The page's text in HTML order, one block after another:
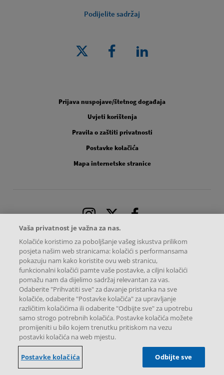
Podijelite sadržaj
Prijava nuspojave/štetnog događaja
Uvjeti korištenja
Pravila o zaštiti privatnosti
Postavke kolačića
Mapa internetske stranice
Instagram
X Facebook
Novartis Hrvatska d.o.o. – Sva autorska prava pridržana.
Radnička cesta 37B, 10 000, Zagreb, Hrvatska
Ova internetska stranica namijenjena je isključivo korisnicima u Republici
Vaša privatnost je važna za nas.
Kolačiće koristimo za poboljšanje vašeg iskustva prilikom
posjeta našim web stranicama: kolačići s performansama
pokazuju nam kako koristite ovu web stranicu,
funkcionalni kolačići pamte vaše postavke, a ciljni kolačići
pomažu nam da dijelimo sadržaj relevantan za vas.
Odaberite "Prihvatiti sve" za davanje pristanka na sve
kolačiće, odaberite "Postavke kolačića" za upravljanje
različitim kolačićima ili odaberite "Odbijte sve" za upotrebu
samo strogo potrebnih kolačića. Postavke kolačića možete
promijeniti u bilo kojem trenutku pritiskom na vezu
postavki kolačića na web mjestu.
Postavke kolačića Odbijte sve